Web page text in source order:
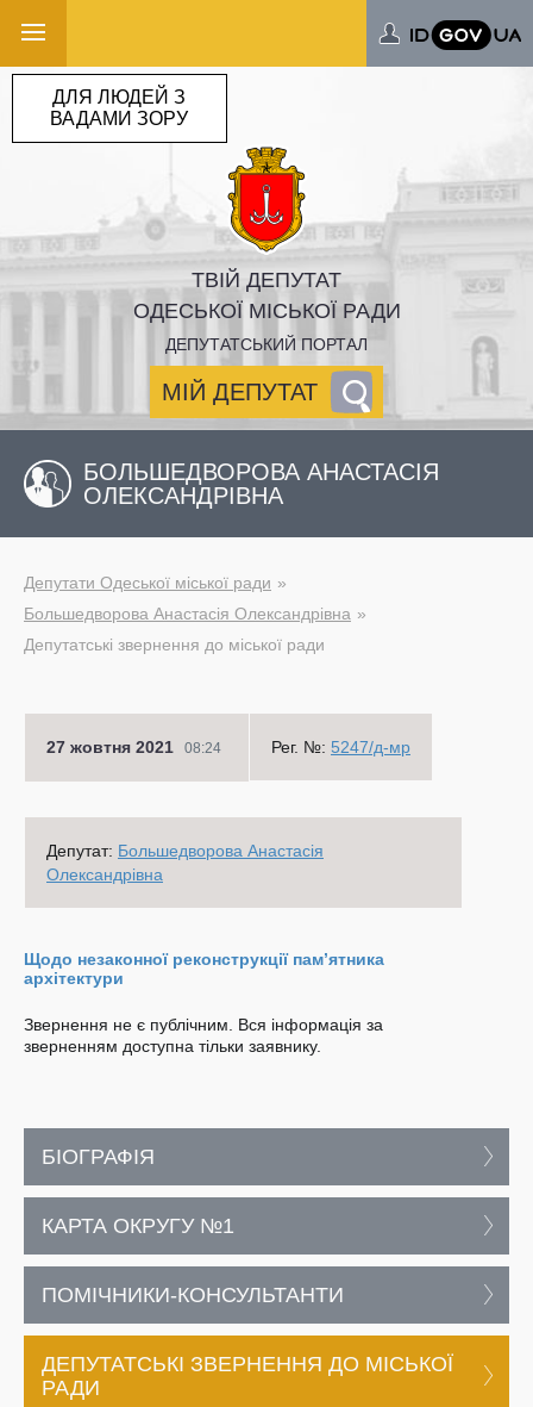
ТВІЙ ДЕПУТАТ
ОДЕСЬКОЇ МІСЬКОЇ РАДИ
ДЕПУТАТСЬКИЙ ПОРТАЛ
МІЙ ДЕПУТАТ
ДЛЯ ЛЮДЕЙ З
ВАДАМИ ЗОРУ
БОЛЬШЕДВОРОВА АНАСТАСІЯ
ОЛЕКСАНДРІВНА
Депутати Одеської міської ради
Большедворова Анастасія Олександрівна
Депутатські звернення до міської ради
27 жовтня 2021 08:24 Рег. №: 5247/д-мр
Депутат: Большедворова Анастасія
Олександрівна
Щодо незаконної реконструкції пам’ятника
архітектури
Звернення не є публічним. Вся інформація за
зверненням доступна тільки заявнику.
БІОГРАФІЯ
КАРТА ОКРУГУ №1
ПОМІЧНИКИ-КОНСУЛЬТАНТИ
ДЕПУТАТСЬКІ ЗВЕРНЕННЯ ДО МІСЬКОЇ
РАДИ